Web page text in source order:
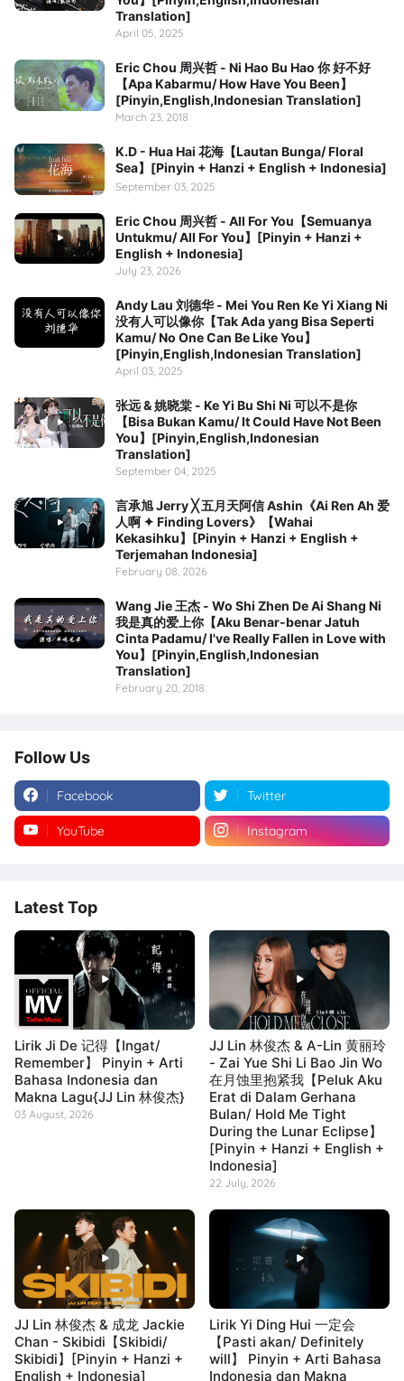
Translation]
April 05, 2025
Eric Chou 周兴哲 - Ni Hao Bu Hao 你 好不好
【Apa Kabarmu/ How Have You Been】
[Pinyin,English,Indonesian Translation]
March 23, 2018
K.D - Hua Hai 花海【Lautan Bunga/ Floral
Sea】[Pinyin + Hanzi + English + Indonesia]
September 03, 2025
Eric Chou 周兴哲 - All For You【Semuanya
Untukmu/ All For You】[Pinyin + Hanzi +
English + Indonesia]
July 23, 2026
Andy Lau 刘德华 - Mei You Ren Ke Yi Xiang Ni
没有人可以像你【Tak Ada yang Bisa Seperti
Kamu/ No One Can Be Like You】
[Pinyin,English,Indonesian Translation]
April 03, 2025
张远 & 姚晓棠 - Ke Yi Bu Shi Ni 可以不是你
【Bisa Bukan Kamu/ It Could Have Not Been
You】[Pinyin,English,Indonesian
Translation]
September 04, 2025
言承旭 Jerry ╳ 五月天阿信 Ashin《Ai Ren Ah 爱
人啊 ✦ Finding Lovers》【Wahai
Kekasihku】[Pinyin + Hanzi + English +
Terjemahan Indonesia]
February 08, 2026
Wang Jie 王杰 - Wo Shi Zhen De Ai Shang Ni
我是真的爱上你【Aku Benar-benar Jatuh
Cinta Padamu/ I've Really Fallen in Love with
You】[Pinyin,English,Indonesian
Translation]
February 20, 2018
Follow Us
Facebook Twitter
YouTube Instagram
Latest Top
Lirik Ji De 记得【Ingat/
Remember】 Pinyin + Arti
Bahasa Indonesia dan
Makna Lagu{JJ Lin 林俊杰}
03 August, 2026
JJ Lin 林俊杰 & A-Lin 黄丽玲
- Zai Yue Shi Li Bao Jin Wo
在月蚀里抱紧我【Peluk Aku
Erat di Dalam Gerhana
Bulan/ Hold Me Tight
During the Lunar Eclipse】
[Pinyin + Hanzi + English +
Indonesia]
22 July, 2026
JJ Lin 林俊杰 & 成龙 Jackie
Chan - Skibidi【Skibidi/
Skibidi】[Pinyin + Hanzi +
English + Indonesia]
Lirik Yi Ding Hui 一定会
【Pasti akan/ Definitely
will】 Pinyin + Arti Bahasa
Indonesia dan Makna